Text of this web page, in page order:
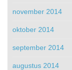
november 2014
oktober 2014
september 2014
augustus 2014